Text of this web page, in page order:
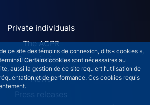
ce site des témoins de connexion, dits « cookies »,
Certains cookies sont nécessaires au
aussi la gestion de ce site requiert l’utilisation de
et de performance. Ces cookies requis
navigation
Private individuals
The ACPR
Our missions
News
Press releases